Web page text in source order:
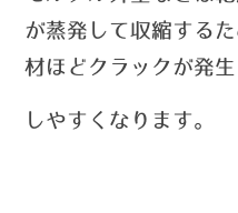
が蒸発して収縮するた
材ほどクラックが発生
しやすくなります。